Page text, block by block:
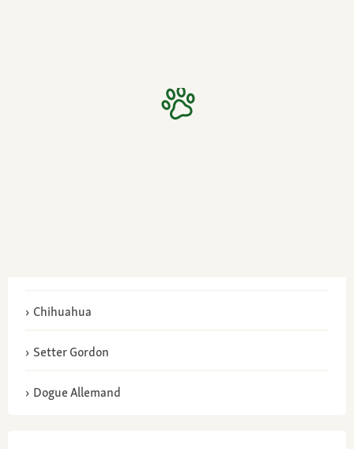
Chihuahua
Setter Gordon
Dogue Allemand